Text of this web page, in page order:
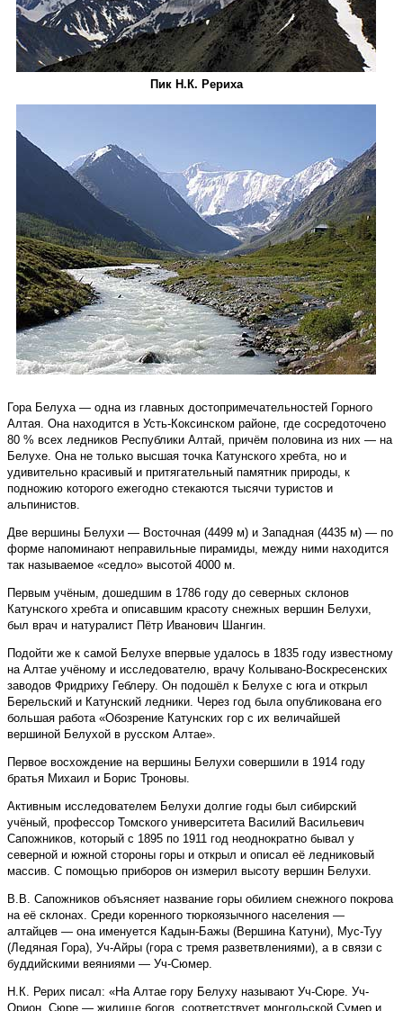
Пик Н.К. Рериха
Гора Белуха — одна из главных достопримечательностей Горного
Алтая. Она находится в Усть-Коксинском районе, где сосредоточено
80 % всех ледников Республики Алтай, причём половина из них — на
Белухе. Она не только высшая точка Катунского хребта, но и
удивительно красивый и притягательный памятник природы, к
подножию которого ежегодно стекаются тысячи туристов и
альпинистов.
Две вершины Белухи — Восточная (4499 м) и Западная (4435 м) — по
форме напоминают неправильные пирамиды, между ними находится
так называемое «седло» высотой 4000 м.
Первым учёным, дошедшим в 1786 году до северных склонов
Катунского хребта и описавшим красоту снежных вершин Белухи,
был врач и натуралист Пётр Иванович Шангин.
Подойти же к самой Белухе впервые удалось в 1835 году известному
на Алтае учёному и исследователю, врачу Колывано-Воскресенских
заводов Фридриху Геблеру. Он подошёл к Белухе с юга и открыл
Берельский и Катунский ледники. Через год была опубликована его
большая работа «Обозрение Катунских гор с их величайшей
вершиной Белухой в русском Алтае».
Первое восхождение на вершины Белухи совершили в 1914 году
братья Михаил и Борис Троновы.
Активным исследователем Белухи долгие годы был сибирский
учёный, профессор Томского университета Василий Васильевич
Сапожников, который с 1895 по 1911 год неоднократно бывал у
северной и южной стороны горы и открыл и описал её ледниковый
массив. С помощью приборов он измерил высоту вершин Белухи.
В.В. Сапожников объясняет название горы обилием снежного покрова
на её склонах. Среди коренного тюркоязычного населения —
алтайцев — она именуется Кадын-Бажы (Вершина Катуни), Мус-Туу
(Ледяная Гора), Уч-Айры (гора с тремя разветвлениями), а в связи с
буддийскими веяниями — Уч-Сюмер.
Н.К. Рерих писал: «На Алтае гору Белуху называют Уч-Сюре. Уч-
Орион. Сюре — жилище богов, соответствует монгольской Сумер и